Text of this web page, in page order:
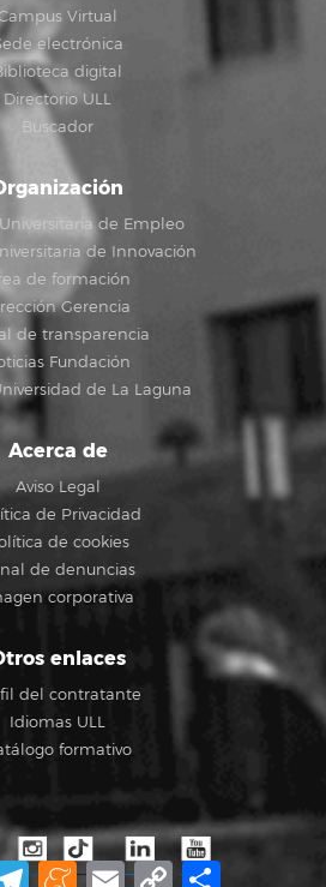
Virtual
electrónica
digital
Directorio ULL
Buscador
de Empleo
de Innovación
de formación
Gerencia
de transparencia
Fundación
de La Laguna
Acerca de
Aviso Legal
de Privacidad
de cookies
de denuncias
corporativa
enlaces
del contratante
Idiomas ULL
formativo
TelegramMeneame
Email Copy